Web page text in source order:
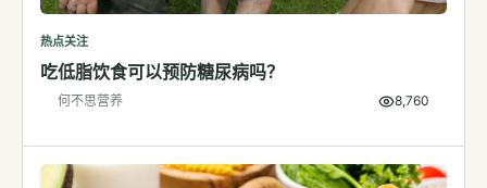
热点关注
吃低脂饮食可以预防糖尿病吗？
何不思营养 8,760